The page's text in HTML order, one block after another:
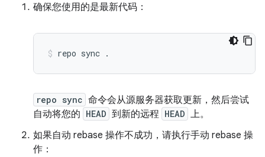
确保您使用的是最新代码：
repo sync .
repo sync 命令会从源服务器获取更新，然后尝试
自动将您的 HEAD 到新的远程 HEAD 上。
如果自动 rebase 操作不成功，请执行手动 rebase 操
作：